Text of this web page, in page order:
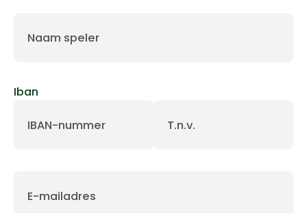
Naam speler
Iban
IBAN-nummer T.n.v.
E-mailadres